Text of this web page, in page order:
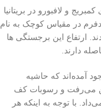
و لافبورو در بریتانیا
زمین‌شناسی نروژ بود، بیش از 7600 لندفرم در مقیاس کوچک به نام
ارتفاع این برجستگی ها
آمده‌اند که حاشیه
می‌رفت و رسوبات کف
با توجه به اینکه هر